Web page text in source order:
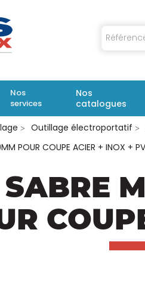
Nos
services
Nos
catalogues
Outillage électroportatif
POUR COUPE ACIER + INOX +